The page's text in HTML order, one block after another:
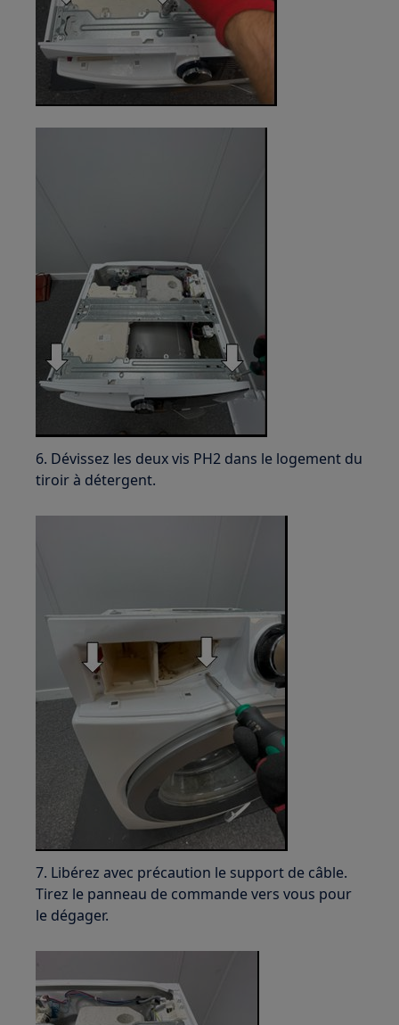
6. Dévissez les deux vis PH2 dans le logement du
tiroir à détergent.
7. Libérez avec précaution le support de câble.
Tirez le panneau de commande vers vous pour
le dégager.